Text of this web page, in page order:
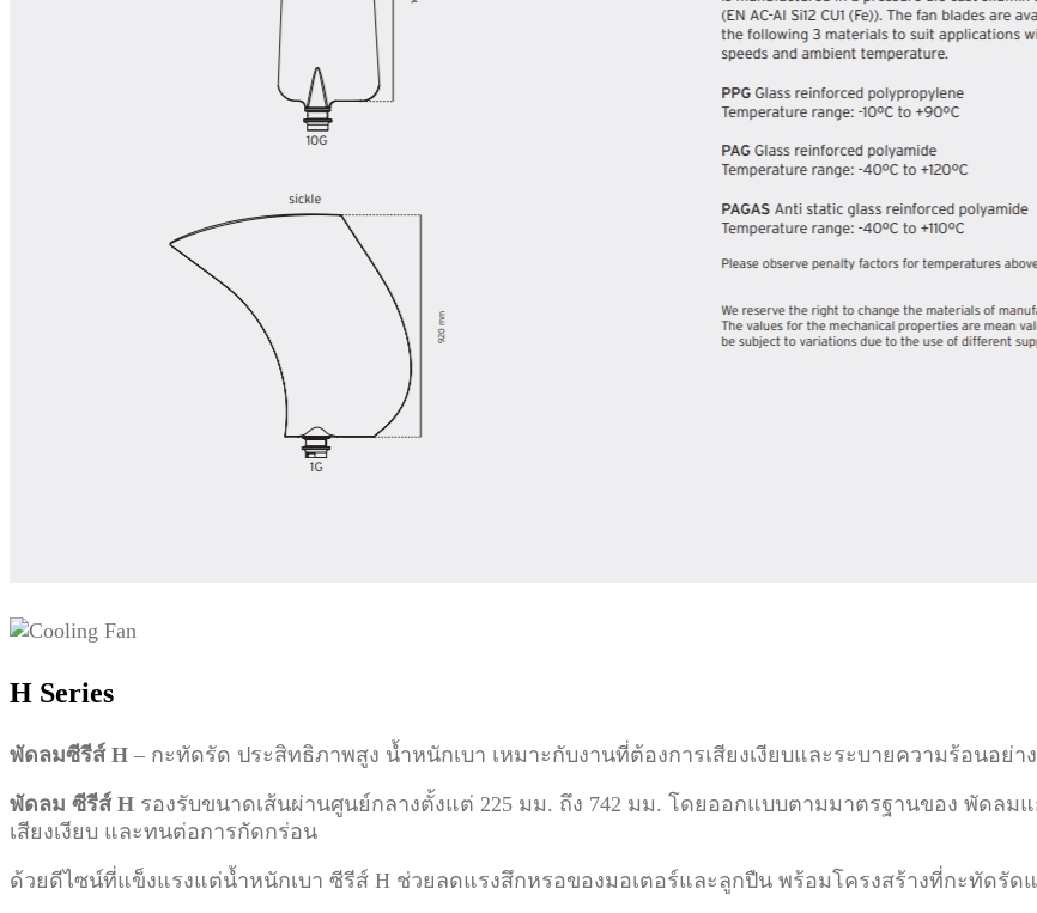
H Series
พัดลมซีรีส์ H – กะทัดรัด ประสิทธิภาพสูง น้ำหนักเบา เหมาะกับงานที่ต้องการเสียงเงียบและระบายความร้อนอย่า
พัดลม ซีรีส์ H รองรับขนาดเส้นผ่านศูนย์กลางตั้งแต่ 225 มม. ถึง 742 มม. โดยออกแบบตามมาตรฐานของ พัดลม
เสียงเงียบ และทนต่อการกัดกร่อน
ด้วยดีไซน์ที่แข็งแรงแต่น้ำหนักเบา ซีรีส์ H ช่วยลดแรงสึกหรอของมอเตอร์และลูกปืน พร้อมโครงสร้างที่กะทัดรั